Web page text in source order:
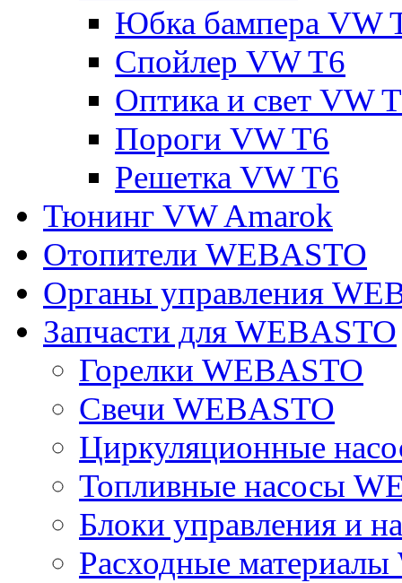
Юбка бампера VW
Спойлер VW T6
Оптика и свет VW
Пороги VW T6
Решетка VW T6
Тюнинг VW Amarok
Отопители WEBASTO
Органы управления
Запчасти для WEBASTO
Горелки WEBASTO
Свечи WEBASTO
Циркуляционные
Топливные насосы
Блоки управления и
Расходные